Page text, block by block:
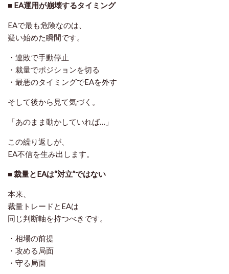
■ EA運用が崩壊するタイミング
EAで最も危険なのは、
疑い始めた瞬間です。
・連敗で手動停止
・裁量でポジションを切る
・最悪のタイミングでEAを外す
そして後から見て気づく。
「あのまま動かしていれば…」
この繰り返しが、
EA不信を生み出します。
■ 裁量とEAは“対立”ではない
本来、
裁量トレードとEAは
同じ判断軸を持つべきです。
・相場の前提
・攻める局面
・守る局面